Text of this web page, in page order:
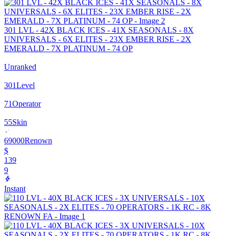
301 LVL - 42X BLACK ICES - 41X SEASONALS - 8X
UNIVERSALS - 6X ELITES - 23X EMBER RISE - 2X
EMERALD - 7X PLATINUM - 74 OP
Unranked
301Level
71Operator
55Skin
69000Renown
$
139
9
Instant